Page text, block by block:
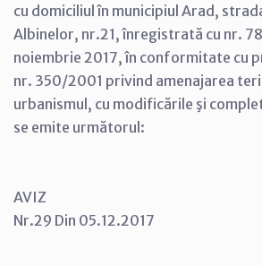
cu domiciliul în municipiul Arad,
Albinelor, nr.21, înregistrată cu nr.
noiembrie 2017, în conformitate cu
nr. 350/2001 privind amenajarea
urbanismul, cu modificările şi
se emite următorul:
AVIZ
Nr.29 Din 05.12.2017